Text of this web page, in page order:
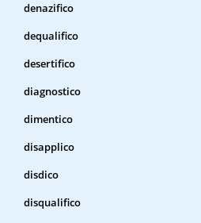
denazifico
dequalifico
desertifico
diagnostico
dimentico
disapplico
disdico
disqualifico